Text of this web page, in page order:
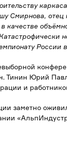
Смирнова, отец
качестве
России
Тинин Юрий
и
заметно